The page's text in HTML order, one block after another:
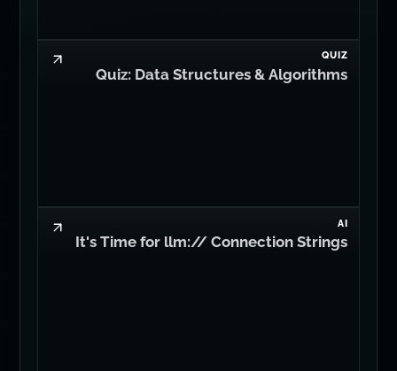
QUIZ
Quiz: Data Structures & Algorithms
AI
It's Time for llm:// Connection Strings